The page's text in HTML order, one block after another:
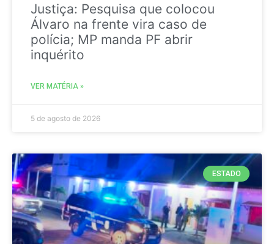
Justiça: Pesquisa que colocou
Álvaro na frente vira caso de
polícia; MP manda PF abrir
inquérito
VER MATÉRIA »
5 de agosto de 2026
ESTADO